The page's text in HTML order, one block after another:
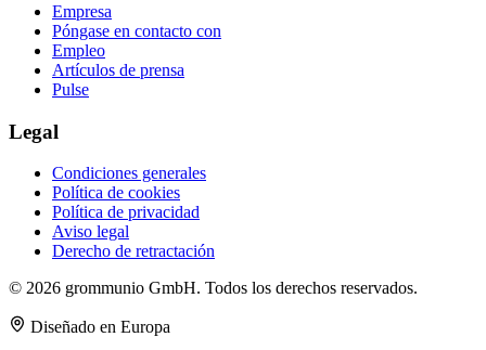
Empresa
Póngase en contacto con
Empleo
Artículos de prensa
Pulse
Legal
Condiciones generales
Política de cookies
Política de privacidad
Aviso legal
Derecho de retractación
© 2026 grommunio GmbH. Todos los derechos reservados.
Diseñado en Europa